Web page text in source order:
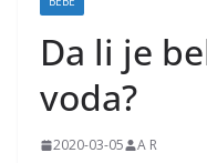
k
i
t
Da li je
voda?
2020-03-05 A R